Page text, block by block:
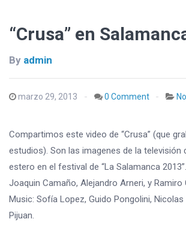
“Crusa” en
By admin
marzo 29, 2013 0 Comment
Compartimos este video de “Crusa” (que
estudios). Son las imagenes de la televisión
estero en el festival de “La Salamanca
Joaquin Camaño, Alejandro Arneri, y Ramiro
Music: Sofía Lopez, Guido Pongolini,
Pijuan.